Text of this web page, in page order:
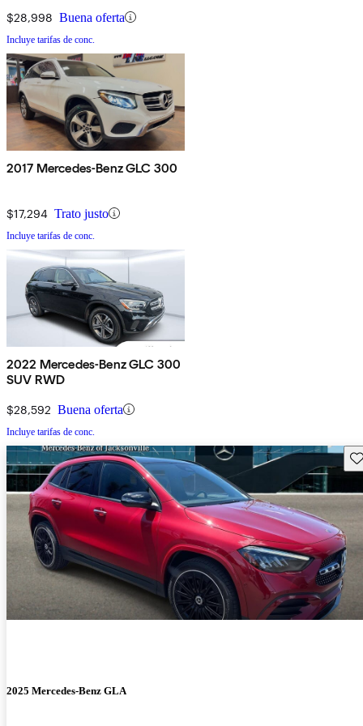
$28,998 Buena oferta
Incluye tarifas de conc.
2017 Mercedes-Benz GLC 300
$17,294 Trato justo
Incluye tarifas de conc.
2022 Mercedes-Benz GLC 300
SUV RWD
$28,592 Buena oferta
Incluye tarifas de conc.
2025 Mercedes-Benz GLA